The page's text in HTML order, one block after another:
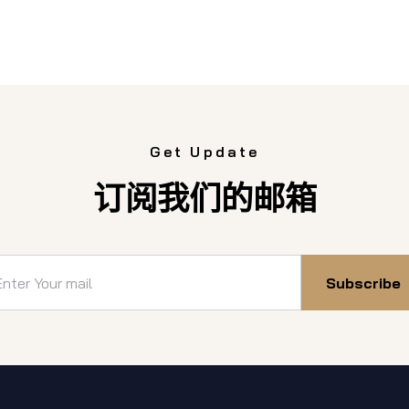
Get Update
订阅我们的邮箱
Subscribe